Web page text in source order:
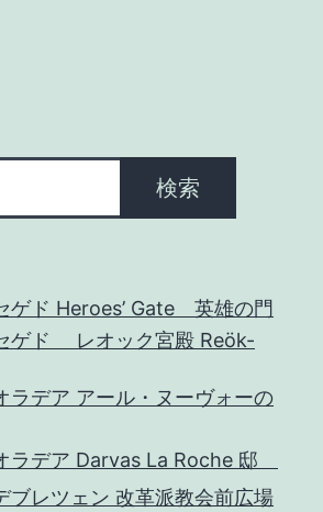
検索
ゲド Heroes’ Gate 英雄の門
ゲド レオック宮殿 Reök-
ラデア アール・ヌーヴォーの
ラデア Darvas La Roche 邸
ブレツェン 改革派教会前広場